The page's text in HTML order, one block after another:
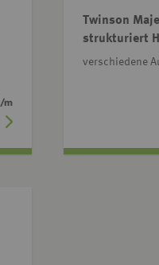
/m
Twinson
strukturiert
verschiedene